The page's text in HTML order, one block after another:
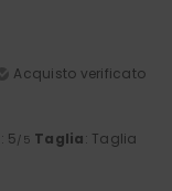
Acquisto verificato
: 5/5 Taglia: Taglia